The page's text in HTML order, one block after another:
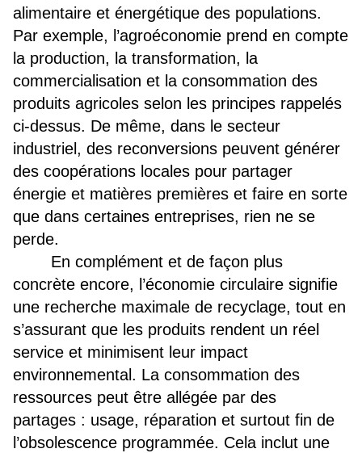
alimentaire et énergétique des populations.
Par exemple, l’agroéconomie prend en compte
la production, la transformation, la
commercialisation et la consommation des
produits agricoles selon les principes rappelés
ci-dessus. De même, dans le secteur
industriel, des reconversions peuvent générer
des coopérations locales pour partager
énergie et matières premières et faire en sorte
que dans certaines entreprises, rien ne se
perde.
En complément et de façon plus
concrète encore, l’économie circulaire signifie
une recherche maximale de recyclage, tout en
s’assurant que les produits rendent un réel
service et minimisent leur impact
environnemental. La consommation des
ressources peut être allégée par des
partages : usage, réparation et surtout fin de
l’obsolescence programmée. Cela inclut une